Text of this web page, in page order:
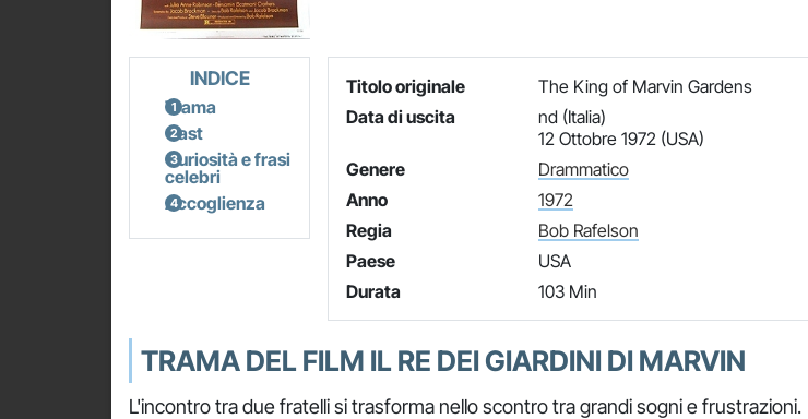
INDICE
Trama
Cast
Curiosità e frasi
celebri
Accoglienza
Titolo originale
The King of Marvin Gardens
Data di uscita
nd (Italia)
12 Ottobre 1972 (USA)
Genere
Drammatico
Anno
1972
Regia
Bob Rafelson
Paese
USA
Durata
103 Min
TRAMA DEL FILM IL RE DEI GIARDINI DI MARVIN
L'incontro tra due fratelli si trasforma nello scontro tra grandi sogni e frustrazioni.